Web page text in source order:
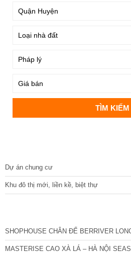
Dự án chung cư
Khu đô thị mới, liền kề, biệt thự
SHOPHOUSE CHÂN ĐẾ BERRIVER
MASTERISE CAO XÀ LÁ – HÀ NỘI